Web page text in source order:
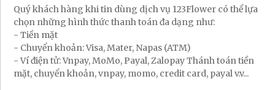
Quý khách hàng khi tin dùng dịch vụ 123Flower có thể lựa
chọn những hình thức thanh toán đa dạng như:
- Tiền mặt
- Chuyển khoản: Visa, Mater, Napas (ATM)
- Ví điện tử: Vnpay, MoMo, Payal, Zalopay Thánh toán tiền
mặt, chuyển khoản, vnpay, momo, credit card, payal v.v...